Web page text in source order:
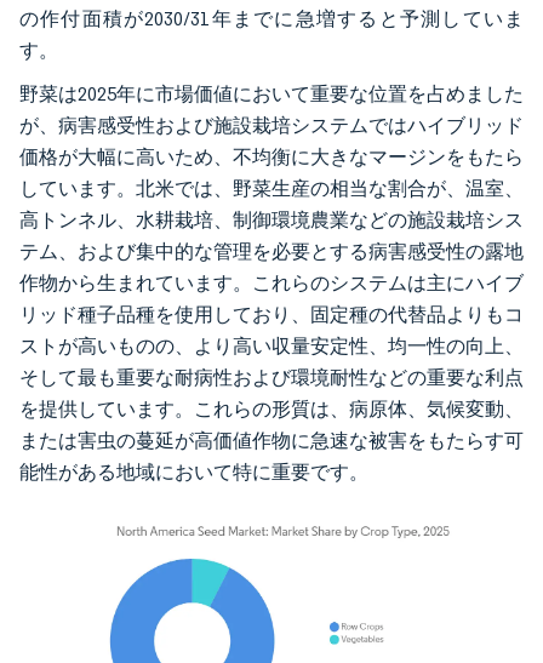
の作付面積が2030/31年までに急増すると予測していま
す。
野菜は2025年に市場価値において重要な位置を占めました
が、病害感受性および施設栽培システムではハイブリッド
価格が大幅に高いため、不均衡に大きなマージンをもたら
しています。北米では、野菜生産の相当な割合が、温室、
高トンネル、水耕栽培、制御環境農業などの施設栽培シス
テム、および集中的な管理を必要とする病害感受性の露地
作物から生まれています。これらのシステムは主にハイブ
リッド種子品種を使用しており、固定種の代替品よりもコ
ストが高いものの、より高い収量安定性、均一性の向上、
そして最も重要な耐病性および環境耐性などの重要な利点
を提供しています。これらの形質は、病原体、気候変動、
または害虫の蔓延が高価値作物に急速な被害をもたらす可
能性がある地域において特に重要です。